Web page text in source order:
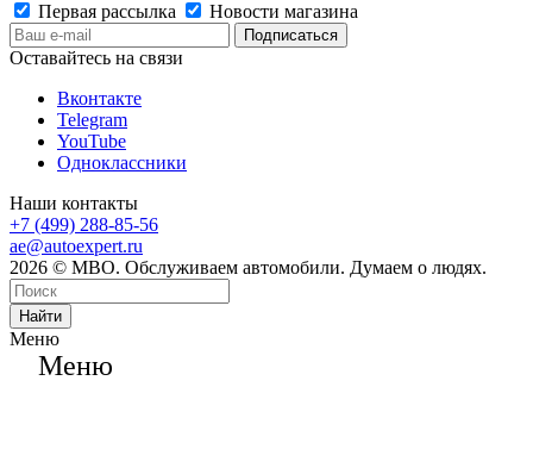
Первая рассылка
Новости магазина
Оставайтесь на связи
Вконтакте
Telegram
YouTube
Одноклассники
Наши контакты
+7 (499) 288-85-56
ae@autoexpert.ru
2026 © МВО. Обслуживаем автомобили. Думаем о людях.
Найти
Меню
Меню